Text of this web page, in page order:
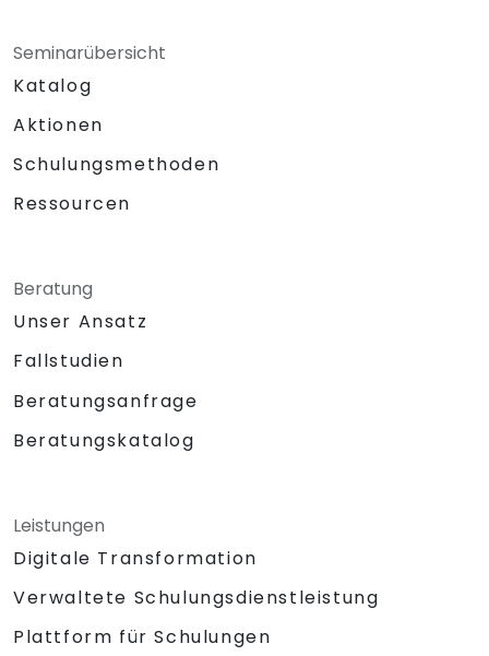
Seminarübersicht
Katalog
Aktionen
Schulungsmethoden
Ressourcen
Beratung
Unser Ansatz
Fallstudien
Beratungsanfrage
Beratungskatalog
Leistungen
Digitale Transformation
Verwaltete Schulungsdienstleistung
Plattform für Schulungen